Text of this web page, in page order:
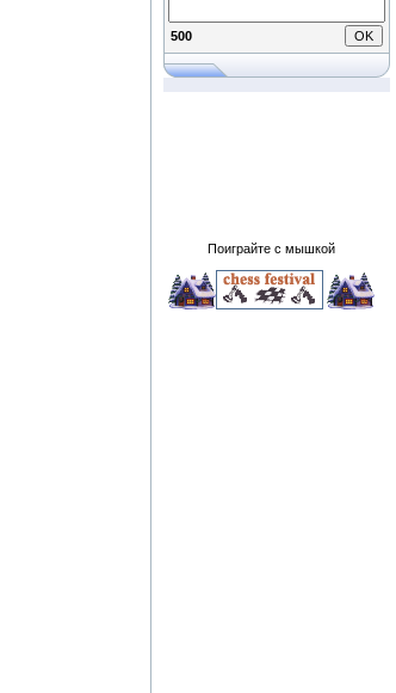
500
Поиграйте с мышкой